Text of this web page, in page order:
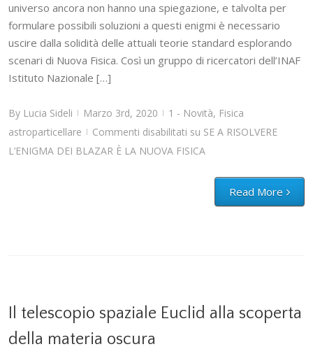
universo ancora non hanno una spiegazione, e talvolta per
formulare possibili soluzioni a questi enigmi è necessario
uscire dalla solidità delle attuali teorie standard esplorando
scenari di Nuova Fisica. Così un gruppo di ricercatori dell’INAF
Istituto Nazionale […]
By Lucia Sideli | Marzo 3rd, 2020 | 1 - Novità, Fisica
astroparticellare
| Commenti disabilitati su SE A RISOLVERE
L’ENIGMA DEI BLAZAR È LA NUOVA FISICA
Read More
Il telescopio spaziale Euclid alla scoperta
della materia oscura